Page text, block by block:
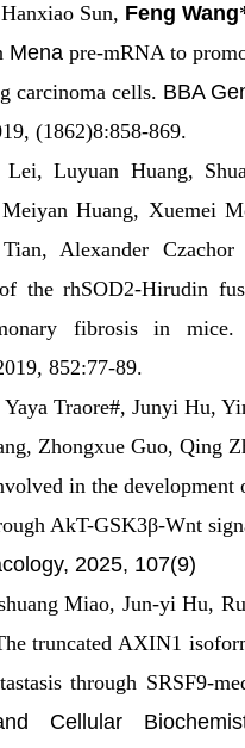
Sun, Feng Wang
Mena pre-mRNA to
carcinoma cells. BBA
(1862)8:858-869.
Luyuan Huang,
Huang, Xuemei
Alexander
the rhSOD2-Hirudin
fibrosis in
852:77-89.
Traore#, Junyi Hu,
Zhongxue Guo, Qing
in the development
AkT-GSK3β-Wnt
, 2025, 107(9)
Miao, Jun‑yi Hu,
truncated AXIN1
through SRSF9-
Cellular